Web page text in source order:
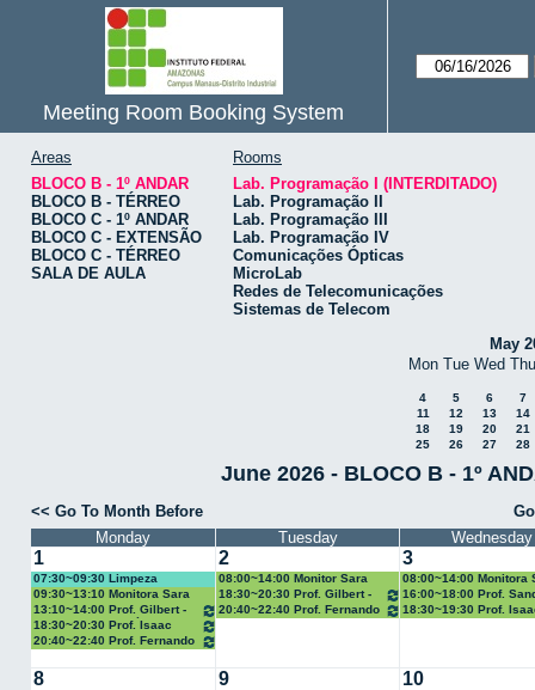
Meeting Room Booking System
Areas
BLOCO B - 1º ANDAR
BLOCO B - TÉRREO
BLOCO C - 1º ANDAR
BLOCO C - EXTENSÃO
BLOCO C - TÉRREO
SALA DE AULA
Rooms
Lab. Programação I (INTERDITADO)
Lab. Programação II
Lab. Programação III
Lab. Programação IV
Comunicações Ópticas
MicroLab
Redes de Telecomunicações
Sistemas de Telecom
May
Mon Tue Wed Thu
4 5 6
7
11
12 13
14
18
19 20
21
25
26 27 28
June 2026 - BLOCO B - 1º
<< Go To Month Before
Monday
Tuesday Wednesday
1
07:30~09:30 Limpeza
09:30~13:10 Monitora Sara
Gabriela
13:10~14:00 Prof. Gilbert -
EIMEC11C - Inf. Básica
18:30~20:30 Prof. Isaac
Benchimol - ECAT71 -
Arquitetura de Computadores
20:40~22:40 Prof. Fernando
Queiroz
2
08:00~14:00 Monitor Sara
Gabriela
18:30~20:30 Prof. Gilbert -
TMI11
20:40~22:40 Prof. Fernando
Queiroz
3
08:00~14:00 Monitora
Gabriela
16:00~18:00 Prof.
Lino - ECAT31 -
Mec. Aux. por
18:30~19:30 Prof.
Benchimol - ECAT71 -
8 9 10